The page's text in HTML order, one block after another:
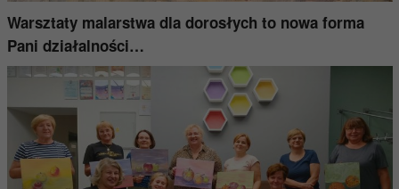
Warsztaty malarstwa dla dorosłych to nowa forma
Pani działalności…